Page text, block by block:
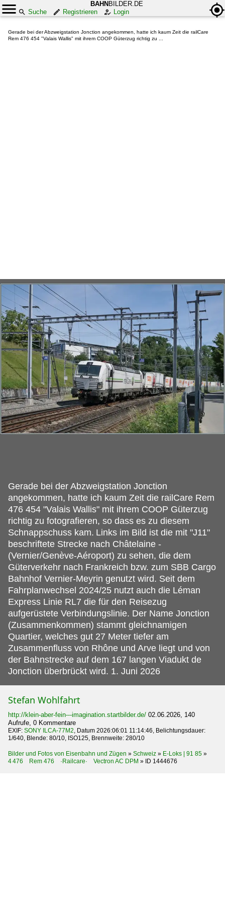
BAHN BILDER.DE
Suche
Registrieren Login
Gerade bei der Abzweigstation Jonction angekommen, hatte ich kaum Zeit die railCare
Rem 476 454 "Valais Wallis" mit ihrem COOP Güterzug richtig zu ...
Gerade bei der Abzweigstation Jonction
angekommen, hatte ich kaum Zeit die railCare Rem
476 454 "Valais Wallis" mit ihrem COOP Güterzug
richtig zu fotografieren, so dass es zu diesem
Schnappschuss kam. Links im Bild ist die mit "J11"
beschriftete Strecke nach Châtelaine -
(Vernier/Genève-Aéroport) zu sehen, die dem
Güterverkehr nach Frankreich bzw. zum SBB Cargo
Bahnhof Vernier-Meyrin genutzt wird. Seit dem
Fahrplanwechsel 2024/25 nutzt auch die Léman
Express Linie RL7 die für den Reisezug
aufgerüstete Verbindungslinie. Der Name Jonction
(Zusammenkommen) stammt gleichnamigen
Quartier, welches gut 27 Meter tiefer am
Zusammenfluss von Rhône und Arve liegt und von
der Bahnstrecke auf dem 167 langen Viadukt de
Jonction überbrückt wird. 1. Juni 2026
Stefan Wohlfahrt
http://klein-aber-fein---imagination.startbilder.de/ 02.06.2026, 140
Aufrufe, 0 Kommentare
EXIF: SONY ILCA-77M2, Datum 2026:06:01 11:14:46, Belichtungsdauer:
1/640, Blende: 80/10, ISO125, Brennweite: 280/10
Bilder und Fotos von Eisenbahn und Zügen » Schweiz » E-Loks | 91 85 »
4 476 Rem 476 ·Railcare· Vectron AC DPM » ID 1444676